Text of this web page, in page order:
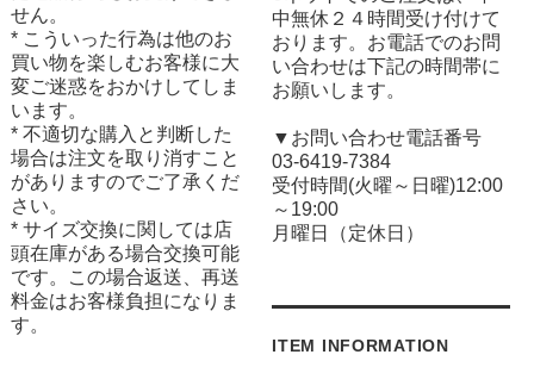
せん。
* こういった行為は他のお
買い物を楽しむお客様に大
変ご迷惑をおかけしてしま
います。
* 不適切な購入と判断した
場合は注文を取り消すこと
がありますのでご了承くだ
さい。
* サイズ交換に関しては店
頭在庫がある場合交換可能
です。この場合返送、再送
料金はお客様負担になりま
す。
中無休２４時間受け付けて
おります。お電話でのお問
い合わせは下記の時間帯に
お願いします。
▼お問い合わせ電話番号
03-6419-7384
受付時間(火曜～日曜)12:00
～19:00
月曜日（定休日）
ITEM INFORMATION